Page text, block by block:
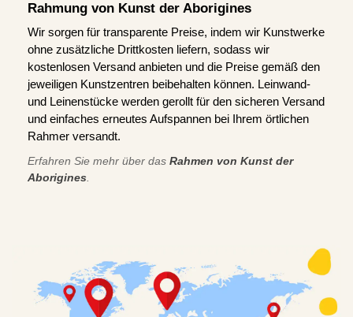
Rahmung von Kunst der Aborigines
Wir sorgen für transparente Preise, indem wir Kunstwerke
ohne zusätzliche Drittkosten liefern, sodass wir
kostenlosen Versand anbieten und die Preise gemäß den
jeweiligen Kunstzentren beibehalten können. Leinwand-
und Leinenstücke werden gerollt für den sicheren Versand
und einfaches erneutes Aufspannen bei Ihrem örtlichen
Rahmer versandt.
Erfahren Sie mehr über das Rahmen von Kunst der
Aborigines.